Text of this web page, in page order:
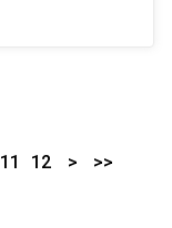
11 12 > >>